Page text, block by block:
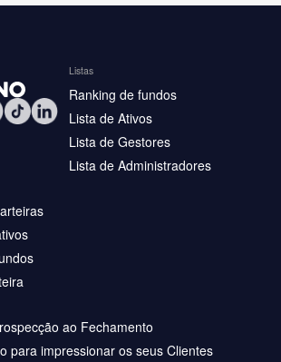
Listas
Ranking de fundos
Lista de Ativos
Lista de Gestores
Lista de Administradores
ao Fechamento
para impressionar os seus Clientes